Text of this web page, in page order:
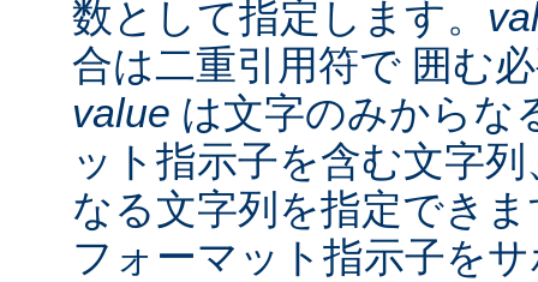
数として指定します。
合は二重引用符で 囲む
value は文字のみからな
ット指示子を含む文字
なる文字列を指定でき
フォーマット指示子を